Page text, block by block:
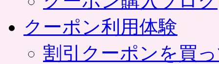
クーポン利用体験
割引クーポンを買